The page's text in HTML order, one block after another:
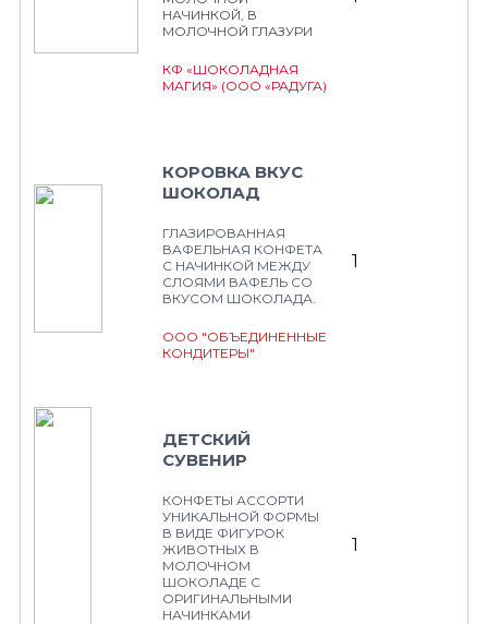
НАЧИНКОЙ, В
МОЛОЧНОЙ ГЛАЗУРИ
КФ «ШОКОЛАДНАЯ
МАГИЯ» (ООО «РАДУГА)
КОРОВКА ВКУС
ШОКОЛАД
ГЛАЗИРОВАННАЯ
ВАФЕЛЬНАЯ КОНФЕТА
С НАЧИНКОЙ МЕЖДУ
СЛОЯМИ ВАФЕЛЬ СО
ВКУСОМ ШОКОЛАДА.
ООО "ОБЪЕДИНЕННЫЕ
КОНДИТЕРЫ"
1
ДЕТСКИЙ
СУВЕНИР
КОНФЕТЫ АССОРТИ
УНИКАЛЬНОЙ ФОРМЫ
В ВИДЕ ФИГУРОК
ЖИВОТНЫХ В
МОЛОЧНОМ
ШОКОЛАДЕ С
ОРИГИНАЛЬНЫМИ
НАЧИНКАМИ
1